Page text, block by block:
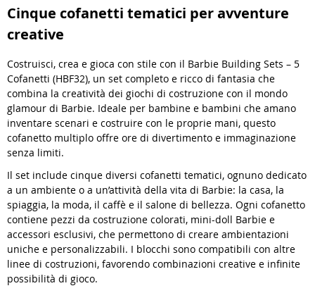
Cinque cofanetti tematici per avventure
creative
Costruisci, crea e gioca con stile con il Barbie Building Sets – 5
Cofanetti (HBF32), un set completo e ricco di fantasia che
combina la creatività dei giochi di costruzione con il mondo
glamour di Barbie. Ideale per bambine e bambini che amano
inventare scenari e costruire con le proprie mani, questo
cofanetto multiplo offre ore di divertimento e immaginazione
senza limiti.
Il set include cinque diversi cofanetti tematici, ognuno dedicato
a un ambiente o a un’attività della vita di Barbie: la casa, la
spiaggia, la moda, il caffè e il salone di bellezza. Ogni cofanetto
contiene pezzi da costruzione colorati, mini-doll Barbie e
accessori esclusivi, che permettono di creare ambientazioni
uniche e personalizzabili. I blocchi sono compatibili con altre
linee di costruzioni, favorendo combinazioni creative e infinite
possibilità di gioco.